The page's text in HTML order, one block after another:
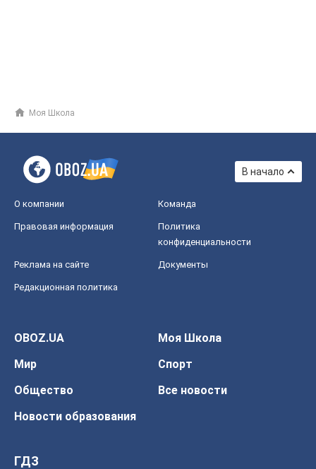
Моя Школа
В начало
О компании Команда
Правовая информация
Политика
конфиденциальности
Реклама на сайте Документы
Редакционная политика
OBOZ.UA
Моя Школа
Мир
Спорт
Общество
Все новости
Новости образования
ГДЗ